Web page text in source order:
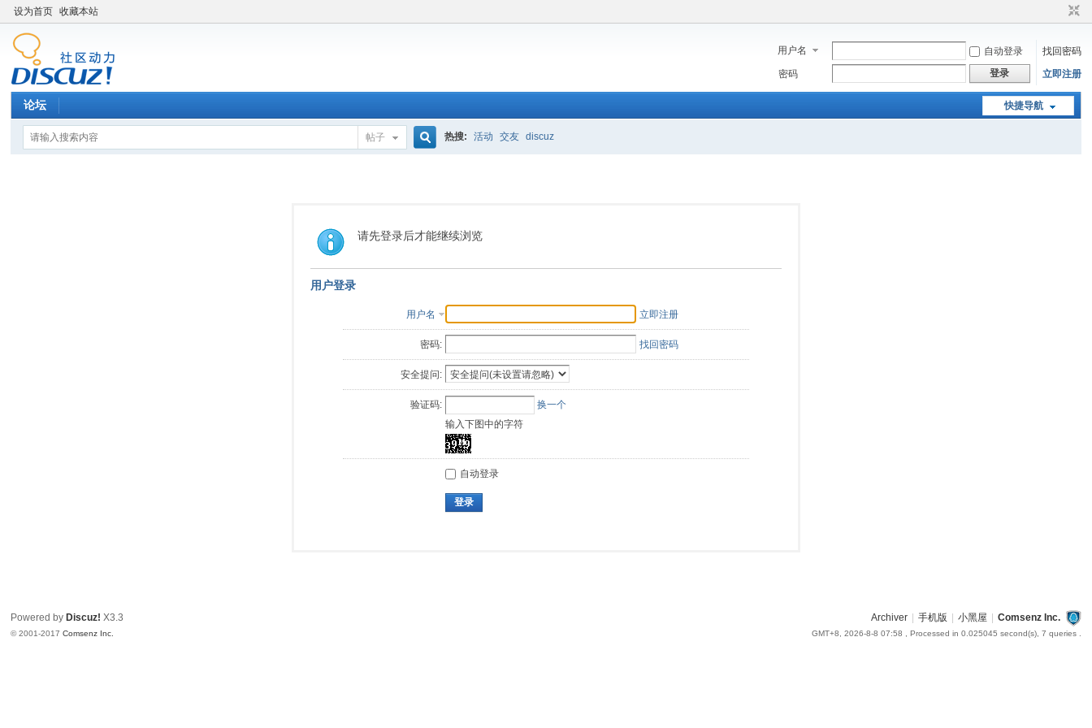
设为首页 收藏本站
用户名 自动登录
找回密码
密码
登录 立即注册
快捷导航
论坛
帖子
索
热搜: 活动 交友 discuz
请先登录后才能继续浏览
用户登录
用户名 立即注册
密码: 找回密码
安全提问:
验证码:
换一个
输入下图中的字符
自动登录
登录
Archiver 手机版 小黑屋 Comsenz Inc.
GMT+8, 2026-8-8 07:58 , Processed in 0.025045 second(s), 7 queries .
Powered by Discuz! X3.3
© 2001-2017Comsenz Inc.